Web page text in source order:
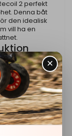
2 perfekt
Denna båt
den idealisk
vill ha en
skrov, är
och intensiva
bidrar
båten
när du märker
tillbaka och
i båten igen!